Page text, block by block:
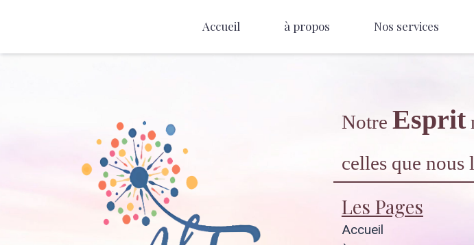
Nos services
à propos
Accueil
Notre Esprit
celles que nous
Les Pages
Accueil